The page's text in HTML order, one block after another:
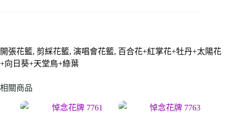
開張花籃, 剪綵花籃, 演唱會花籃, 百合花+紅掌花+牡丹+太陽花
+向日葵+天堂鳥+綠葉
相關商品